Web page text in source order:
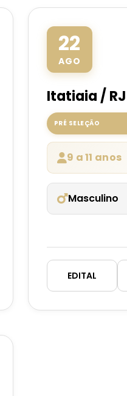
22
AGO
Itatiaia / RJ
PRÉ SELEÇÃO
9 a 11 anos
Masculino
EDITAL